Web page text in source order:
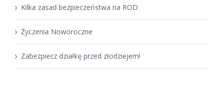
Kilka zasad bezpieczeństwa na ROD
Życzenia Noworoczne
Zabezpiecz działkę przed złodziejem!